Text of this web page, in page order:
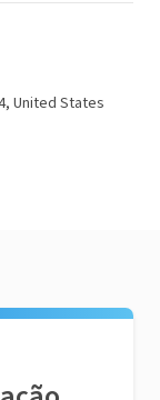
United States